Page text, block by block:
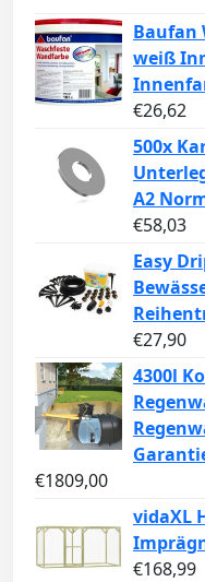
Baufan
weiß
€26,62
500x
A2
€58,03
Easy
€27,90
4300l
€1809,00
vidaXL
€168,99